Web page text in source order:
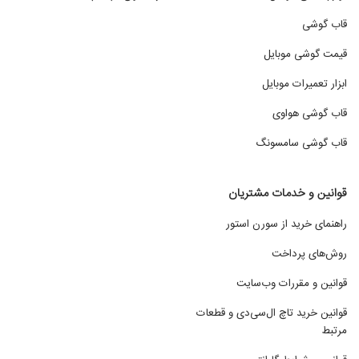
قاب گوشی
قیمت گوشی موبایل
ابزار تعمیرات موبایل
قاب گوشی هواوی
قاب گوشی سامسونگ
قوانین و خدمات مشتریان
راهنمای خرید از سورن استور
روش‌های پرداخت
قوانین و مقررات وب‌سایت
قوانین خرید تاچ ال‌سی‌دی و قطعات
مرتبط